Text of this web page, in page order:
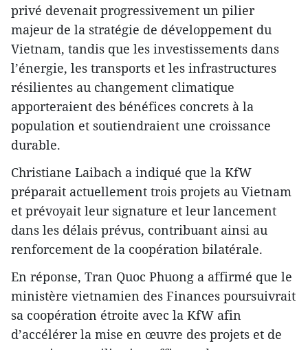
privé devenait progressivement un pilier
majeur de la stratégie de développement du
Vietnam, tandis que les investissements dans
l’énergie, les transports et les infrastructures
résilientes au changement climatique
apporteraient des bénéfices concrets à la
population et soutiendraient une croissance
durable.
Christiane Laibach a indiqué que la KfW
préparait actuellement trois projets au Vietnam
et prévoyait leur signature et leur lancement
dans les délais prévus, contribuant ainsi au
renforcement de la coopération bilatérale.
En réponse, Tran Quoc Phuong a affirmé que le
ministère vietnamien des Finances poursuivrait
sa coopération étroite avec la KfW afin
d’accélérer la mise en œuvre des projets et de